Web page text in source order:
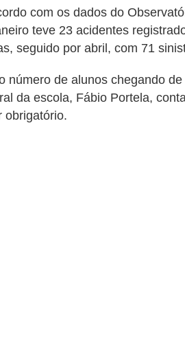
com os dados do
teve 23 acidentes
seguido por abril, com 71
de alunos chegando
da escola, Fábio Portela,
obrigatório.